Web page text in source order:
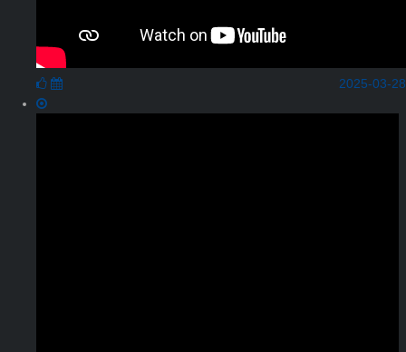
2025-03-28